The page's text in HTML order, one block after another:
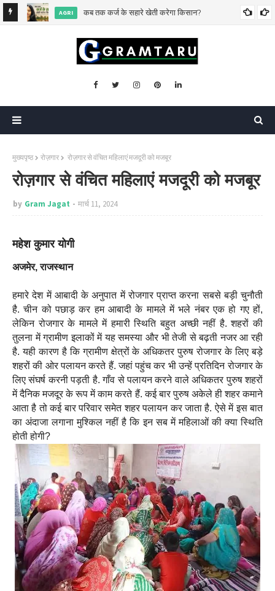
AGRI कब तक कर्ज के सहारे खेती करेगा किसान?
मुख्यपृष्ठ रोज़गार रोज़गार से वंचित महिलाएं मजदूरी को मजबूर
रोज़गार से वंचित महिलाएं मजदूरी को मजबूर
by Gram Jagat मार्च 11, 2024
महेश कुमार योगी
अजमेर, राजस्थान
हमारे देश में आबादी के अनुपात में रोजगार प्राप्त करना सबसे बड़ी चुनौती
है. चीन को पछाड़ कर हम आबादी के मामले में भले नंबर एक हो गए हों,
लेकिन रोजगार के मामले में हमारी स्थिति बहुत अच्छी नहीं है. शहरों की
तुलना में ग्रामीण इलाकों में यह समस्या और भी तेजी से बढ़ती नजर आ रही
है. यही कारण है कि ग्रामीण क्षेत्रों के अधिकतर पुरुष रोजगार के लिए बड़े
शहरों की ओर पलायन करते हैं. जहां पहुंच कर भी उन्हें प्रतिदिन रोजगार के
लिए संघर्ष करनी पड़ती है. गाँव से पलायन करने वाले अधिकतर पुरुष शहरों
में दैनिक मजदूर के रूप में काम करते हैं. कई बार पुरुष अकेले ही शहर कमाने
आता है तो कई बार परिवार समेत शहर पलायन कर जाता है. ऐसे में इस बात
का अंदाजा लगाना मुश्किल नहीं है कि इन सब में महिलाओं की क्या स्थिति
होती होगी?